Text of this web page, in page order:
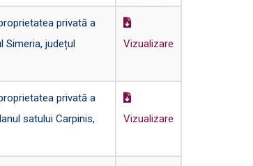
privată a
Simeria, județul
Vizualizare
privată a
satului Carpinis,
Vizualizare